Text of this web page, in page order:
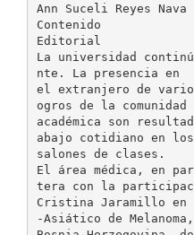
Ann Suceli Reyes Nava
Contenido
Editorial
La universidad
nte. La presencia en
el extranjero de
ogros de la comunidad
académica son
abajo cotidiano en los
salones de clases.
El área médica, en
tera con la
Cristina Jaramillo en
-Asiático de